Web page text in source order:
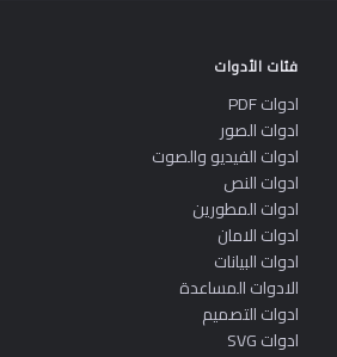
فئات الأدوات
ادوات PDF
ادوات الصور
ادوات الفيديو والصوت
ادوات النص
ادوات المطورين
ادوات الامان
ادوات البيانات
الادوات المساعدة
ادوات التصميم
ادوات SVG